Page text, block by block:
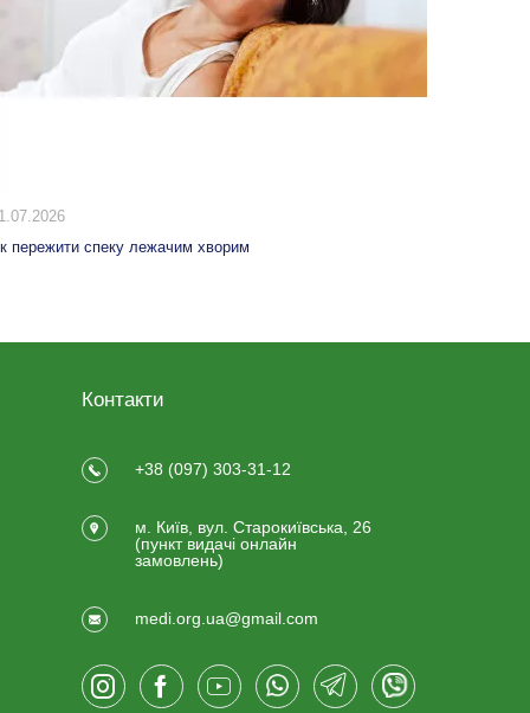
пережити спеку лежачим хворим
Контакти
+38 (097) 303-31-12
м. Київ, вул. Старокиївська, 26
(пункт видачi онлайн
замовлень)
medi.org.ua@gmail.com